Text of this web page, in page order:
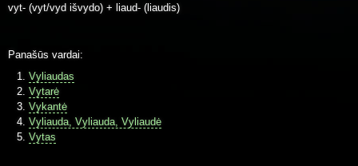
vyt- (vyt/vyd išvydo) + liaud- (liaudis)
Panašūs vardai:
Vyliaudas
Vytarė
Vykantė
Vyliauda, Vyliauda, Vyliaudė
Vytas